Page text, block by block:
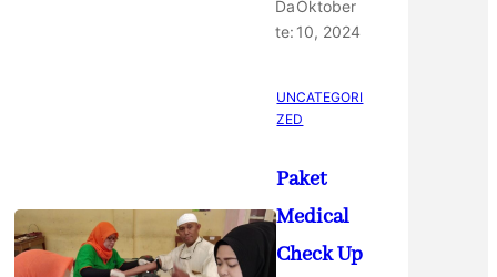
Da
te:
Oktober
10, 2024
UNCATEGORI
ZED
Paket
Medical
Check Up